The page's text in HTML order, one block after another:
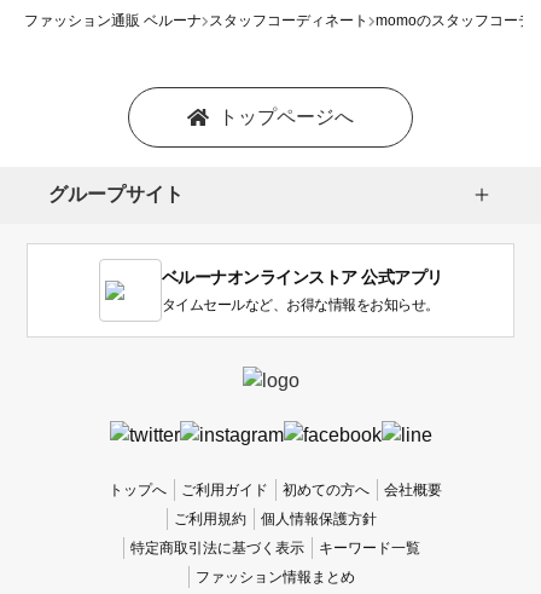
ファッション通販 ベルーナ スタッフコーディネート momoのスタッフコーデ
トップページへ
グループサイト
ベルーナオンラインストア 公式アプリ
タイムセールなど、お得な情報をお知らせ。
トップへ ご利用ガイド 初めての方へ
会社概要
ご利用規約
個人情報保護方針
特定商取引法に基づく表示
キーワード一覧
ファッション情報まとめ